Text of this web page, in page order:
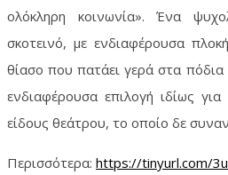
ολόκληρη κοινωνία». Ένα
σκοτεινό, με ενδιαφέρουσα
θίασο που πατάει γερά στα
ενδιαφέρουσα επιλογή ιδίως
είδους θεάτρου, το οποίο δε
Περισσότερα: https://tinyurl.com/